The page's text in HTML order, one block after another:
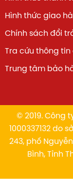
Hình thức giao
Chính sách đổi
Tra cứu thông tin
Trung tâm bảo
© 2019. Công
1000337132 do
243, phố
Bình, Tỉnh